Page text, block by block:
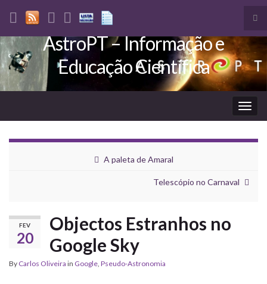
Search for:
AstroPT – Informação e
Educação Científica
A paleta de Amaral
Telescópio no Carnaval
FEV
20
Objectos Estranhos no
Google Sky
By Carlos Oliveira in Google, Pseudo-Astronomia